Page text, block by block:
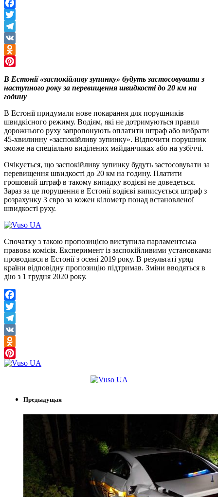
Facebook
Twitter
Telegram
VK
Odnoklassniki
В Естонії «заспокійливу зупинку» будуть застосовувати з
наступного року за перевищення швидкості до 20 км на
годину
В Естонії придумали нове покарання для порушників
швидкісного режиму. Водіям, які не дотримуються правил
дорожнього руху запропонують оплатити штраф або вибрати
45-хвилинну «заспокійливу зупинку». Відпочити порушник
зможе на спеціально виділених майданчиках або на узбіччі.
Очікується, що заспокійливу зупинку будуть застосовувати за
перевищення швидкості до 20 км на годину. Платити
грошовий штраф в такому випадку водієві не доведеться.
Зараз за це порушення в Естонії водієві виписується штраф з
розрахунку 3 євро за кожен кілометр понад встановленої
швидкості руху.
Спочатку з такою пропозицією виступила парламентська
правова комісія. Експеримент із заспокійливими установками
проводився в Естонії з осені 2019 року. В результаті уряд
країни відповідну пропозицію підтримав. Зміни вводяться в
дію з 1 грудня 2020 року.
Facebook
Twitter
Telegram
VK
Odnoklassniki
Pinterest
Предыдущая